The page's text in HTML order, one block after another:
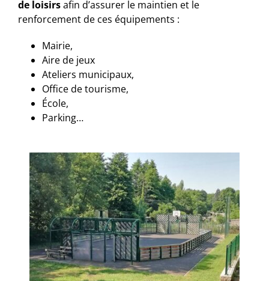
de loisirsafin d’assurer le maintien et le
renforcement de ces équipements :
Mairie,
Aire de jeux
Ateliers municipaux,
Office de tourisme,
École,
Parking…